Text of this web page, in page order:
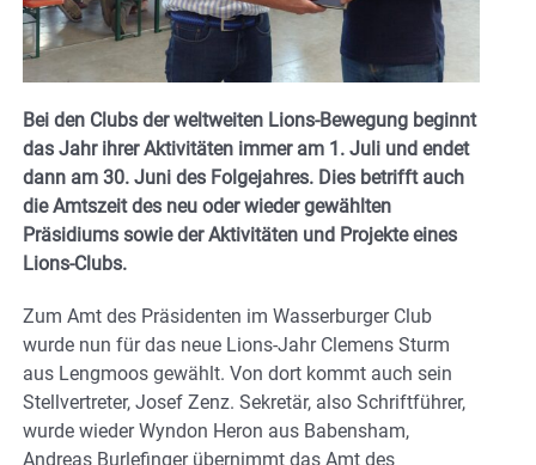
Bei den Clubs der weltweiten Lions-Bewegung beginnt
das Jahr ihrer Aktivitäten immer am 1. Juli und endet
dann am 30. Juni des Folgejahres. Dies betrifft auch
die Amtszeit des neu oder wieder gewählten
Präsidiums sowie der Aktivitäten und Projekte eines
Lions-Clubs.
Zum Amt des Präsidenten im Wasserburger Club
wurde nun für das neue Lions-Jahr Clemens Sturm
aus Lengmoos gewählt. Von dort kommt auch sein
Stellvertreter, Josef Zenz. Sekretär, also Schriftführer,
wurde wieder Wyndon Heron aus Babensham,
Andreas Burlefinger übernimmt das Amt des